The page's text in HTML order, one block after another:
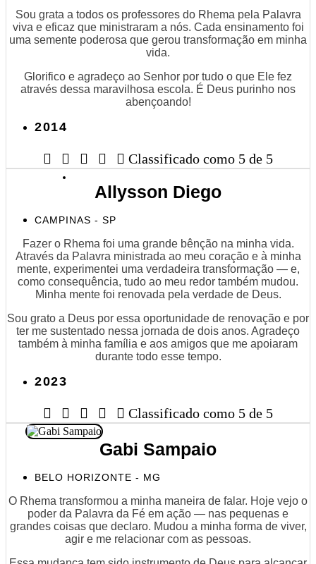
Sou grata a todos os professores do Rhema pela Palavra
viva e eficaz que ministraram a nós. Cada ensinamento foi
uma semente poderosa que gerou transformação em minha
vida.
Glorifico e agradeço ao Senhor por tudo o que Ele fez
através dessa maravilhosa escola. É Deus purinho nos
abençoando!
2014
     Classificado como 5 de 5
Allysson Diego
CAMPINAS - SP
Fazer o Rhema foi uma grande bênção na minha vida.
Através da Palavra ministrada ao meu coração e à minha
mente, experimentei uma verdadeira transformação — e,
como consequência, tudo ao meu redor também mudou.
Minha mente foi renovada pela verdade de Deus.
Sou grato a Deus por essa oportunidade de renovação e por
ter me sustentado nessa jornada de dois anos. Agradeço
também à minha família e aos amigos que me apoiaram
durante todo esse tempo.
2023
     Classificado como 5 de 5
Gabi Sampaio
BELO HORIZONTE - MG
O Rhema transformou a minha maneira de falar. Hoje vejo o
poder da Palavra da Fé em ação — nas pequenas e
grandes coisas que declaro. Mudou a minha forma de viver,
agir e me relacionar com as pessoas.